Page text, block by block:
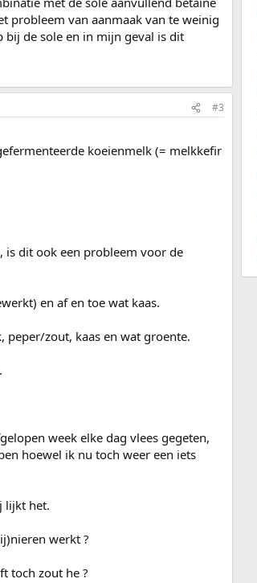
probleem van aanmaak van te weinig
bij de sole en in mijn geval is dit
#3
koeienmelk (= melkkefir
is dit ook een probleem voor de
en af en toe wat kaas.
peper/zout, kaas en wat groente.
week elke dag vlees gegeten,
hoewel ik nu toch weer een iets
lijkt het.
werkt ?
toch zout he ?